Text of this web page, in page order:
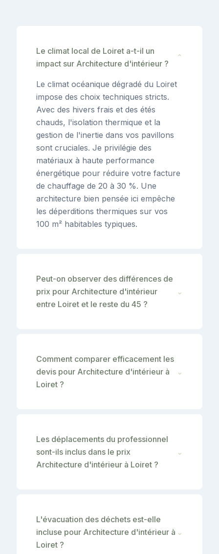
Le climat local de Loiret a-t-il un
impact sur Architecture d'intérieur ?
⌄
Le climat océanique dégradé du Loiret
impose des choix techniques stricts.
Avec des hivers frais et des étés
chauds, l'isolation thermique et la
gestion de l'inertie dans vos pavillons
sont cruciales. Je privilégie des
matériaux à haute performance
énergétique pour réduire votre facture
de chauffage de 20 à 30 %. Une
architecture bien pensée ici empêche
les déperditions thermiques sur vos
100 m² habitables typiques.
Peut-on observer des différences de
prix pour Architecture d'intérieur
entre Loiret et le reste du 45 ?
⌄
Comment comparer efficacement les
devis pour Architecture d'intérieur à
Loiret ?
⌄
Les déplacements du professionnel
sont-ils inclus dans le prix
Architecture d'intérieur à Loiret ?
⌄
L'évacuation des déchets est-elle
incluse pour Architecture d'intérieur à
Loiret ?
⌄